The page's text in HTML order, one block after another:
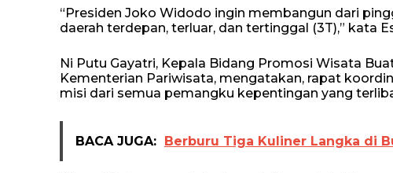
“Presiden Joko Widodo ingin membangun dari
daerah terdepan, terluar, dan tertinggal (3T),” kata
Ni Putu Gayatri, Kepala Bidang Promosi Wisata
Kementerian Pariwisata, mengatakan, rapat
misi dari semua pemangku kepentingan yang
BACA JUGA: Berburu Tiga Kuliner Langka di